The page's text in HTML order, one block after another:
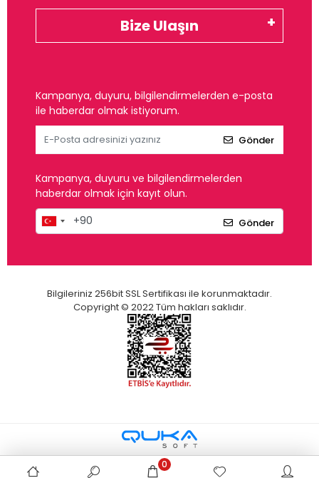
Bize Ulaşın
Kampanya, duyuru, bilgilendirmelerden e-posta
ile haberdar olmak istiyorum.
Gönder
Kampanya, duyuru ve bilgilendirmelerden
haberdar olmak için kayıt olun.
Gönder
Bilgileriniz 256bit SSL Sertifikası ile korunmaktadır.
Copyright © 2022 Tüm hakları saklıdır.
0